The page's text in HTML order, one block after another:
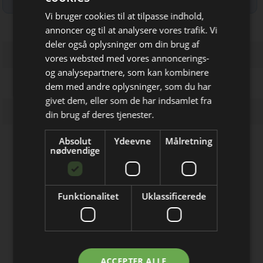
Bliv opdateret hver dag
Få de vigtigste nyheder om
byggebranchen
direkte i din indbakke
Jeg modtager allerede
Løsninger du kan bruge!
ABVAC A/S
Miljøsanering, PCB, asbest, skimmel
mm.
Vi bruger cookies til at tilpasse indhold,
annoncer og til at analysere vores trafik. Vi
deler også oplysninger om din brug af
vores websted med vores annoncerings-
og analysepartnere, som kan kombinere
dem med andre oplysninger, som du har
givet dem, eller som de har indsamlet fra
din brug af deres tjenester.
Absolut
nødvendige
Ydeevne Målretning
Funktionalitet Uklassificerede